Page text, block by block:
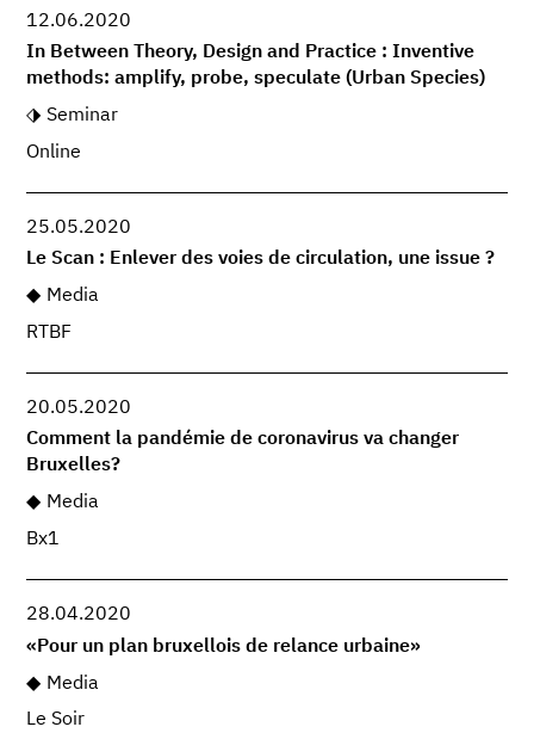
12.06.2020
In Between Theory, Design and Practice : Inventive
methods: amplify, probe, speculate (Urban Species)
Seminar
Online
25.05.2020
Le Scan : Enlever des voies de circulation, une issue ?
Media
RTBF
20.05.2020
Comment la pandémie de coronavirus va changer
Bruxelles?
Media
Bx1
28.04.2020
«Pour un plan bruxellois de relance urbaine»
Media
Le Soir